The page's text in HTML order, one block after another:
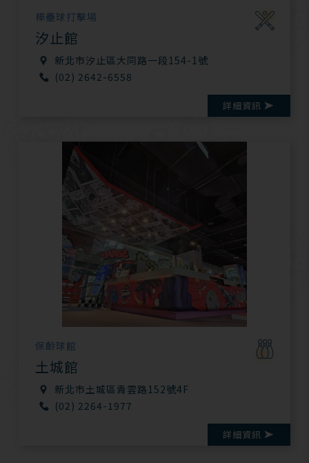
棒壘球打擊場
汐止館
新北市汐止區大同路一段154-1號
(02) 2642-6558
詳細資訊
保齡球館
土城館
新北市土城區青雲路152號4F
(02) 2264-1977
詳細資訊